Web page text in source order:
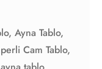
Ayna Tablo,
Cam Tablo,